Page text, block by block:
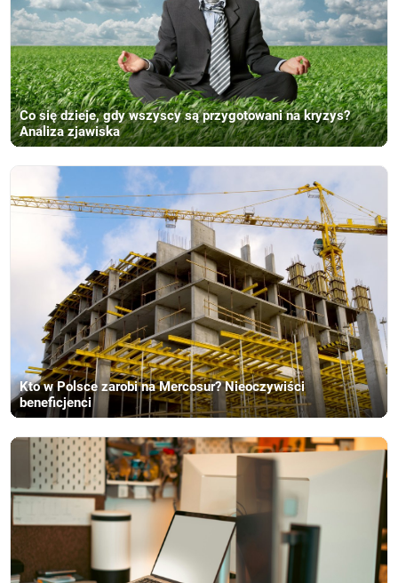
Co się dzieje, gdy wszyscy są przygotowani na kryzys?
Analiza zjawiska
Kto w Polsce zarobi na Mercosur? Nieoczywiści
beneficjenci